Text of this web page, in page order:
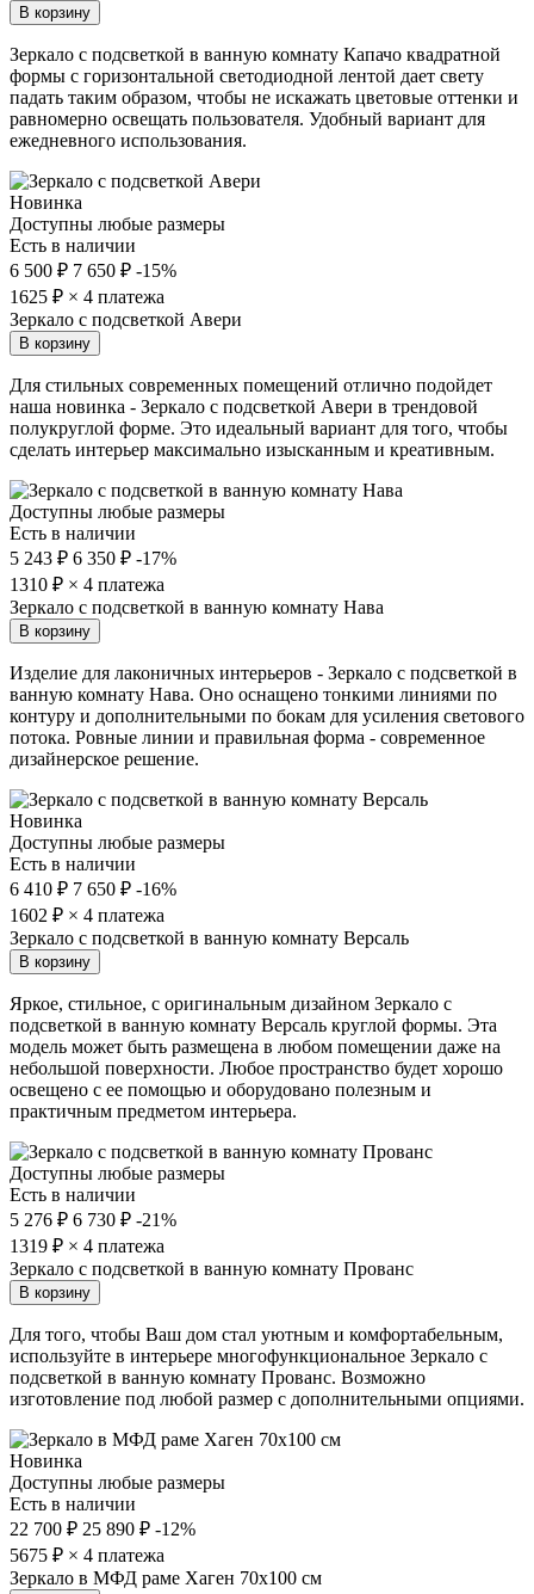
В корзину
Зеркало с подсветкой в ванную комнату Капачо квадратной
формы с горизонтальной светодиодной лентой дает свету
падать таким образом, чтобы не искажать цветовые оттенки и
равномерно освещать пользователя. Удобный вариант для
ежедневного использования.
Новинка
Доступны любые размеры
Есть в наличии
6 500 ₽ 7 650 ₽ -15%
1625 ₽ × 4 платежа
Зеркало с подсветкой Авери
В корзину
Для стильных современных помещений отлично подойдет
наша новинка - Зеркало с подсветкой Авери в трендовой
полукруглой форме. Это идеальный вариант для того, чтобы
сделать интерьер максимально изысканным и креативным.
Доступны любые размеры
Есть в наличии
5 243 ₽ 6 350 ₽ -17%
1310 ₽ × 4 платежа
Зеркало с подсветкой в ванную комнату Нава
В корзину
Изделие для лаконичных интерьеров - Зеркало с подсветкой в
ванную комнату Нава. Оно оснащено тонкими линиями по
контуру и дополнительными по бокам для усиления светового
потока. Ровные линии и правильная форма - современное
дизайнерское решение.
Новинка
Доступны любые размеры
Есть в наличии
6 410 ₽ 7 650 ₽ -16%
1602 ₽ × 4 платежа
Зеркало с подсветкой в ванную комнату Версаль
В корзину
Яркое, стильное, с оригинальным дизайном Зеркало с
подсветкой в ванную комнату Версаль круглой формы. Эта
модель может быть размещена в любом помещении даже на
небольшой поверхности. Любое пространство будет хорошо
освещено с ее помощью и оборудовано полезным и
практичным предметом интерьера.
Доступны любые размеры
Есть в наличии
5 276 ₽ 6 730 ₽ -21%
1319 ₽ × 4 платежа
Зеркало с подсветкой в ванную комнату Прованс
В корзину
Для того, чтобы Ваш дом стал уютным и комфортабельным,
используйте в интерьере многофункциональное Зеркало с
подсветкой в ванную комнату Прованс. Возможно
изготовление под любой размер с дополнительными опциями.
Новинка
Доступны любые размеры
Есть в наличии
22 700 ₽ 25 890 ₽ -12%
5675 ₽ × 4 платежа
Зеркало в МФД раме Хаген 70х100 см